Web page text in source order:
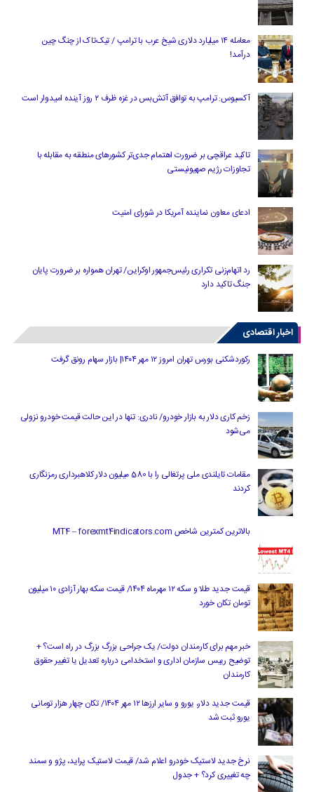
معامله ۱۴ میلیارد دلاری شیخ عرب با ترامپ / تیک‌تاک از چنگ چین
درآمد!
آکسیوس: ترامپ به توافق آتش‌بس در غزه ظرف ۲ روز آینده امیدوار است
تاکید عراقچی بر ضرورت اهتمام جدی‌تر کشورهای منطقه به مقابله با
تجاوزات رژیم صهیونیستی
ادعای معاون نماینده آمریکا در شورای امنیت
رد اتهام‌زنی تکراری رئیس‌جمهور اوکراین/ تهران همواره بر ضرورت پایان
جنگ تاکید دارد
اخبار اقتصادی
رکوردشکنی بورس تهران امروز ۱۲ مهر ۱۴۰۴| بازار سهام رونق گرفت
زخم کاری دلار به بازار خودرو/ نادری: تنها در این حالت قیمت خودرو نزولی
می‌شود
مقامات تایلندی ملی پرتغالی را با 580 میلیون دلار کلاهبرداری رمزنگاری
کردند
بالاترین کمترین شاخص MT4 – forexmt4indicators.com
قیمت جدید طلا و سکه ۱۲ مهرماه ۱۴۰۴/ قیمت سکه بهار آزادی ۱۰ میلیون
تومان تکان خورد
خبر مهم برای کارمندان دولت/ یک جراحی بزرگ بزرگ در راه است؟ +
توضیح رییس سازمان اداری و استخدامی درباره تعدیل یا تغییر حقوق
کارمندان
قیمت جدید دلار، یورو و سایر ارزها ۱۲ مهر ۱۴۰۴/ تکان چهار هزار تومانی
یورو ثبت شد
نرخ جدید لاستیک خودرو اعلام شد/ قیمت لاستیک پراید، پژو و سمند
چه تغییری کرد؟ + جدول